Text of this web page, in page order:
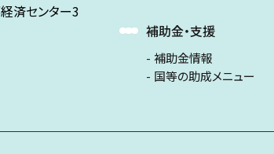
済センター3
補助金・支援
補助金情報
国等の助成メニュー